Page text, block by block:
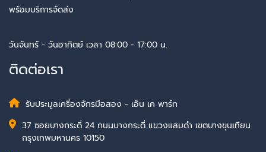
พร้อมบริการจัดส่ง
วันจันทร์ - วันอาทิตย์ เวลา 08:00 - 17:00 น.
ติดต่อเรา
รับประมูลเครื่องจักรมือสอง - เอ็น เค พาร์ท
37 ซอยบางกระดี่ 24 ถนนบางกระดี่ แขวงแสมดำ เขตบางขุนเทียน
กรุงเทพมหานคร 10150